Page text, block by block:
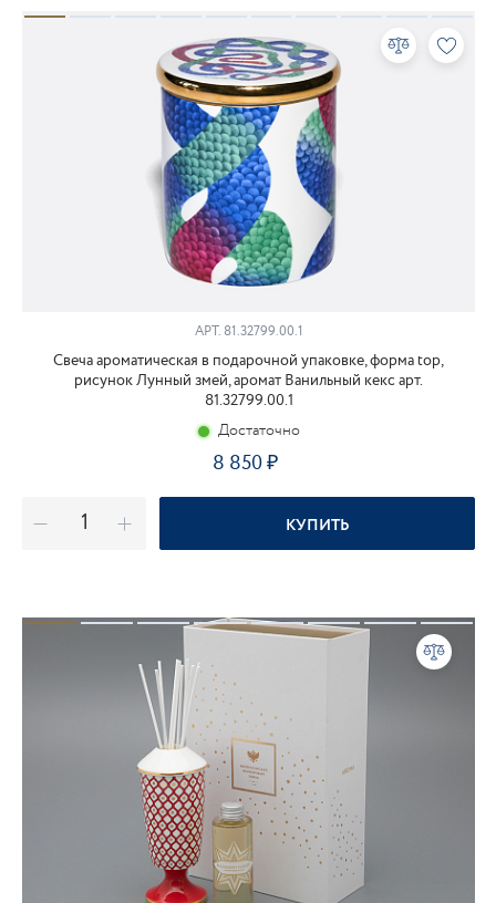
АРТ.81.32799.00.1
Свеча ароматическая в подарочной упаковке, форма top,
рисунок Лунный змей, аромат Ванильный кекс арт.
81.32799.00.1
Достаточно
8 850
КУПИТЬ